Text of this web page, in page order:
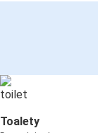
Toalety